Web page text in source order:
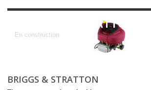
BRIGGS & STRATTON
En construction
BRIGGS & STRATTON